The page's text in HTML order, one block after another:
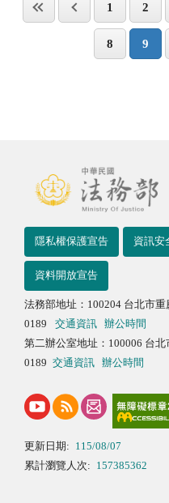
1 2
8 9
隱私權保護宣告 資訊安
資料開放宣告
法務部地址：100204 台北市
0189
交通資訊
辦公時間
第二辦公室地址：100006 台
0189 交通資訊 辦公時間
更新日期: 115/08/07
累計瀏覽人次: 157385362